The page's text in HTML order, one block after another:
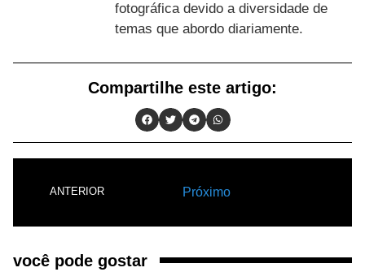
fotográfica devido a diversidade de
temas que abordo diariamente.
Compartilhe este artigo:
ANTERIOR Próximo
você pode gostar